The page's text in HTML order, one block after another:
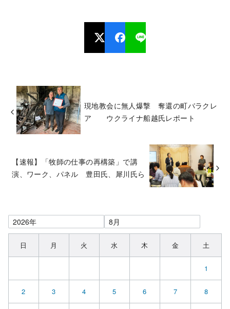
現地教会に無人爆撃 奪還の町バラクレ
ア ウクライナ船越氏レポート
【速報】「牧師の仕事の再構築」で講
演、ワーク、パネル 豊田氏、犀川氏ら
日 月 火 水 木 金 土
1
2 3 4 5 6 7 8